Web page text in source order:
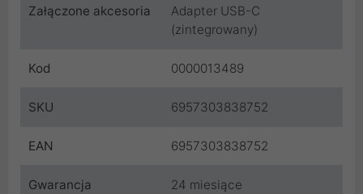
Załączone akcesoria
Adapter USB-C
(zintegrowany)
Kod 0000013489
SKU 6957303838752
EAN 6957303838752
Gwarancja 24 miesiące